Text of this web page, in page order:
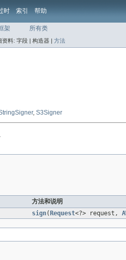
时 索引 帮助
架 所有类
资料: 字段 | 构造器 | 方法
, S3Signer
方法和说明
sign( Request<?> request,